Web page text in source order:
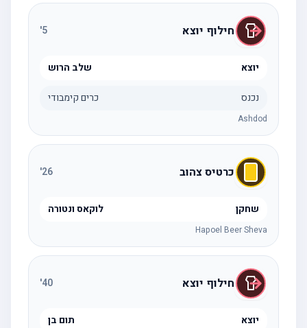
חילוף יוצא
יוצא שלב הרוש
נכנס כרים קימבודי
Ashdod
כרטיס צהוב 26
'
שחקן לוקאס ונטורה
Hapoel Beer Sheva
חילוף יוצא 40
'
יוצא תום בן